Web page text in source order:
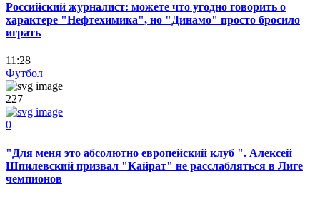
Российский журналист: можете что угодно говорить о
характере "Нефтехимика", но "Динамо" просто бросило
играть
11:28
Футбол
227
0
"Для меня это абсолютно европейский клуб ". Алексей
Шпилевский призвал "Кайрат" не расслабляться в Лиге
чемпионов